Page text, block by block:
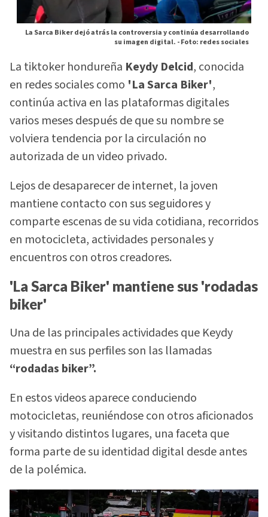
La Sarca Biker dejó atrás la controversia y continúa desarrollando
su imagen digital. -Foto: redes sociales
La tiktoker hondureña Keydy Delcid, conocida
en redes sociales como 'La Sarca Biker',
continúa activa en las plataformas digitales
varios meses después de que su nombre se
volviera tendencia por la circulación no
autorizada de un video privado.
Lejos de desaparecer de internet, la joven
mantiene contacto con sus seguidores y
comparte escenas de su vida cotidiana, recorridos
en motocicleta, actividades personales y
encuentros con otros creadores.
'La Sarca Biker' mantiene sus 'rodadas
biker'
Una de las principales actividades que Keydy
muestra en sus perfiles son las llamadas
“rodadas biker”.
En estos videos aparece conduciendo
motocicletas, reuniéndose con otros aficionados
y visitando distintos lugares, una faceta que
forma parte de su identidad digital desde antes
de la polémica.